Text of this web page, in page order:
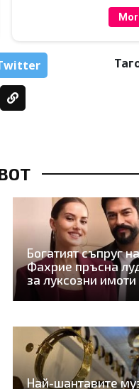
Богатият съпруг на
Фахрие пръсна
за луксозни имоти
Най-шантавите